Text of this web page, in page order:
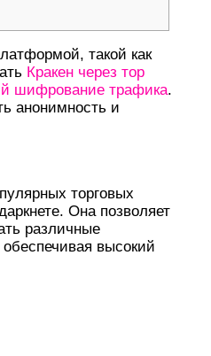
такой как
Кракен через тор
шифрование трафика.
анонимность и
торговых
Она позволяет
различные
высокий